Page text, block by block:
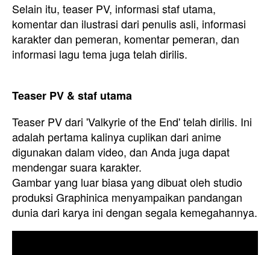
Selain itu, teaser PV, informasi staf utama,
komentar dan ilustrasi dari penulis asli, informasi
karakter dan pemeran, komentar pemeran, dan
informasi lagu tema juga telah dirilis.
Teaser PV & staf utama
Teaser PV dari 'Valkyrie of the End' telah dirilis. Ini
adalah pertama kalinya cuplikan dari anime
digunakan dalam video, dan Anda juga dapat
mendengar suara karakter.
Gambar yang luar biasa yang dibuat oleh studio
produksi Graphinica menyampaikan pandangan
dunia dari karya ini dengan segala kemegahannya.